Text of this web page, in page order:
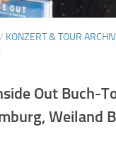
/ KONZERT & TOUR ARCHIV
Out Buch-
Weiland